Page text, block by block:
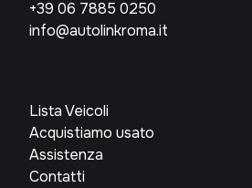
+39 06 7885 0250
info@autolinkroma.it
Lista Veicoli
Acquistiamo usato
Assistenza
Contatti